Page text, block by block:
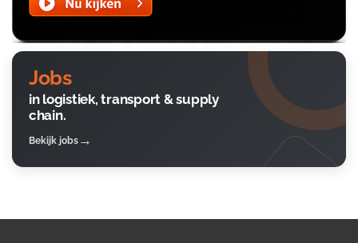
Jobs
in logistiek, transport & supply
chain.
Bekijk jobs